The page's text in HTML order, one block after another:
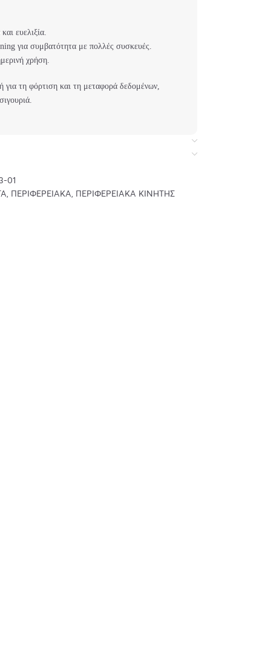
ευελιξία.
για συμβατότητα με πολλές συσκευές.
χρήση.
για τη φόρτιση και τη μεταφορά δεδομένων,
01
ΠΕΡΙΦΕΡΕΙΑΚΑ ΠΕΡΙΦΕΡΕΙΑΚΑ ΚΙΝΗΤΗΣ